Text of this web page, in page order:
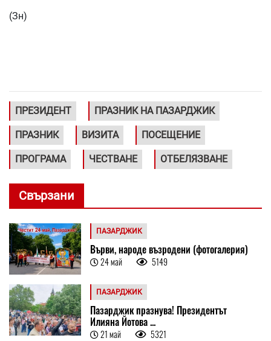
(Зн)
ПРЕЗИДЕНТ ПРАЗНИК НА ПАЗАРДЖИК
ПРАЗНИК ВИЗИТА ПОСЕЩЕНИЕ
ПРОГРАМА ЧЕСТВАНЕ ОТБЕЛЯЗВАНЕ
Свързани
ПАЗАРДЖИК
Върви, народе възродени (фотогалерия)
24 май 5149
ПАЗАРДЖИК
Пазарджик празнува! Президентът
Илияна Йотова ...
21 май 5321